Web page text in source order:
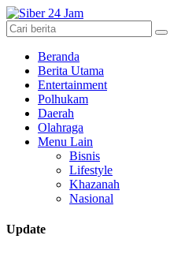
Beranda
Berita Utama
Entertainment
Polhukam
Daerah
Olahraga
Menu Lain
Bisnis
Lifestyle
Khazanah
Nasional
Update